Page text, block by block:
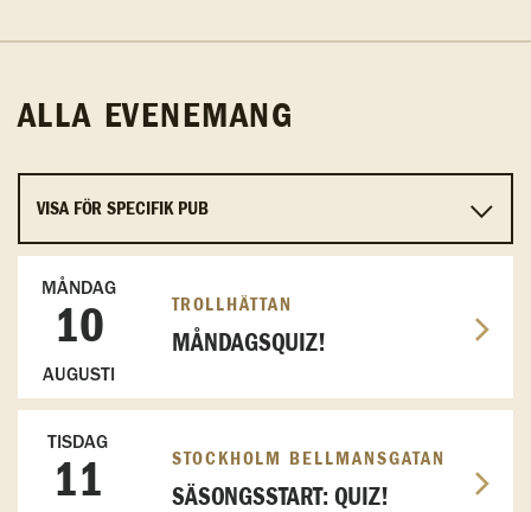
ALLA EVENEMANG
MÅNDAG
10
AUGUSTI
TROLLHÄTTAN
MÅNDAGSQUIZ!
TISDAG
11 STOCKHOLM BELLMANSGATAN
SÄSONGSSTART: QUIZ!